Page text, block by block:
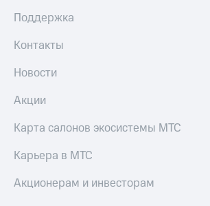
Поддержка
Контакты
Новости
Акции
Карта салонов экосистемы МТС
Карьера в МТС
Акционерам и инвесторам